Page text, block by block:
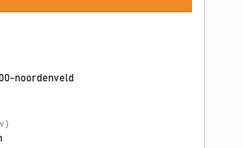
noordenveld
)